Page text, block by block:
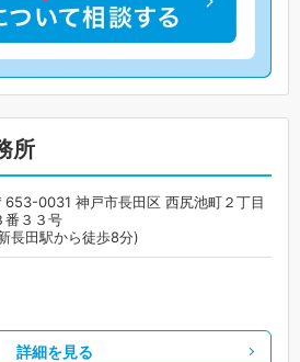
所
653-0031 神戸市長田区 西尻池町２丁目
番３３号
長田駅から徒歩8分)
詳細を見る